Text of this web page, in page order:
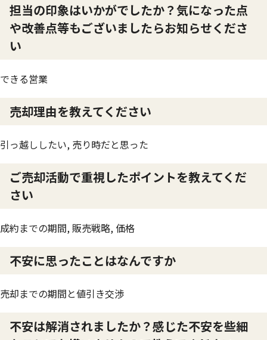
担当の印象はいかがでしたか？気になった点
や改善点等もございましたらお知らせくださ
い
できる営業
売却理由を教えてください
引っ越ししたい, 売り時だと思った
ご売却活動で重視したポイントを教えてくだ
さい
成約までの期間, 販売戦略, 価格
不安に思ったことはなんですか
売却までの期間と値引き交渉
不安は解消されましたか？感じた不安を些細